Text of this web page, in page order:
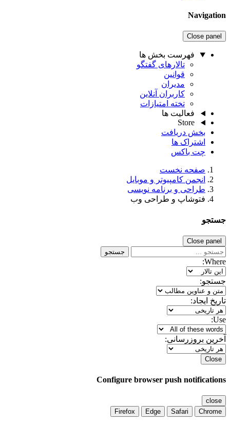
Navigation
Close panel
فهرست بخش ها
تالارهای گفتگو
قوانین
مدیران
کاربران آنلاین
تخته امتیازات
فعالیت ها
Store
بخش دریافت
اشتراک ها
چت باکس
صفحه نخست
انجمن کامپیوتر و موبایل
طراحی و برنامه نویسی
فتوشاپ و طراحی وب
جستجو
Close panel
جستجو
Where:
جستجو:
تاریخ ایجاد:
Use:
آخرین بروزرسانی:
Close
Configure browser push notifications
close
Chrome
Safari
Edge
Firefox